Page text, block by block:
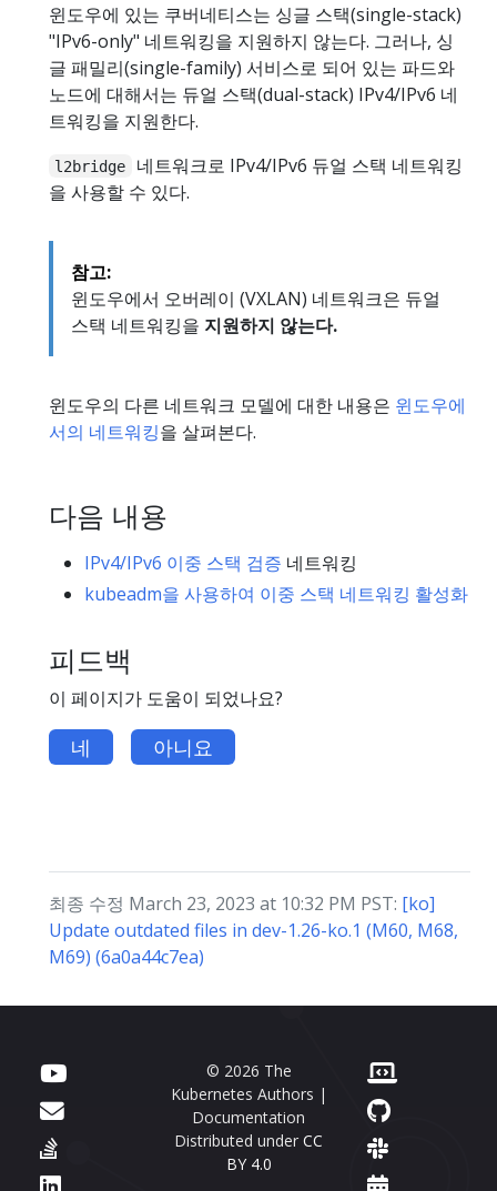
윈도우에 있는 쿠버네티스는 싱글 스택(single-stack)
"IPv6-only" 네트워킹을 지원하지 않는다. 그러나, 싱
글 패밀리(single-family) 서비스로 되어 있는 파드와
노드에 대해서는 듀얼 스택(dual-stack) IPv4/IPv6 네
트워킹을 지원한다.
l2bridge
네트워크로 IPv4/IPv6 듀얼 스택 네트워킹
을 사용할 수 있다.
참고:
윈도우에서 오버레이 (VXLAN) 네트워크은 듀얼
스택 네트워킹을 지원하지 않는다.
윈도우의 다른 네트워크 모델에 대한 내용은 윈도우에
서의 네트워킹을 살펴본다.
다음 내용
IPv4/IPv6 이중 스택 검증 네트워킹
kubeadm을 사용하여 이중 스택 네트워킹 활성화
피드백
이 페이지가 도움이 되었나요?
네 아니요
최종 수정 March 23, 2023 at 10:32 PM PST: [ko]
Update outdated files in dev-1.26-ko.1 (M60, M68,
M69) (6a0a44c7ea)
© 2026 The
Kubernetes Authors |
Documentation
Distributed under CC
BY 4.0